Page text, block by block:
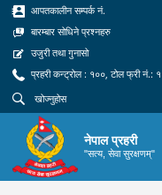
आपतकालीन सम्पर्क नं.
बारम्बार सोधिने प्रश्नहरु
उजुरी तथा गुनासो
प्रहरी कन्ट्रोल : १००, टोल फ्री नं.:
नेपाल प्रहरी
"सत्य, सेवा सुरक्षणम्"